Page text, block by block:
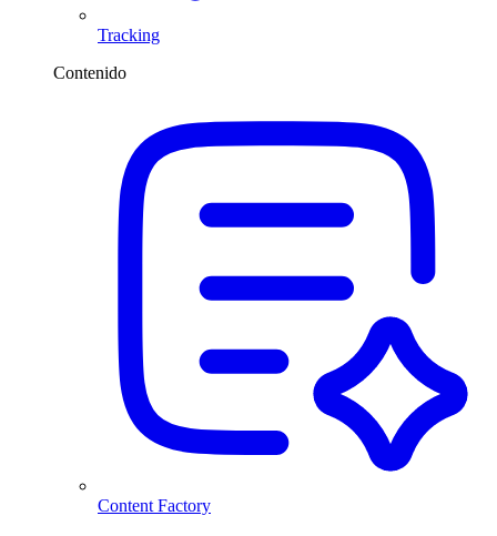
Tracking
Contenido
Content Factory